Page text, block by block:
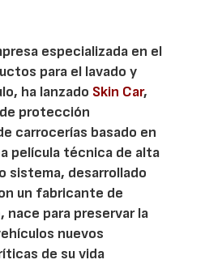
especializada en el
para el lavado y
ha lanzado Skin Car,
protección
carrocerías basado en
película técnica de alta
sistema, desarrollado
un fabricante de
nace para preservar la
nuevos
de su vida